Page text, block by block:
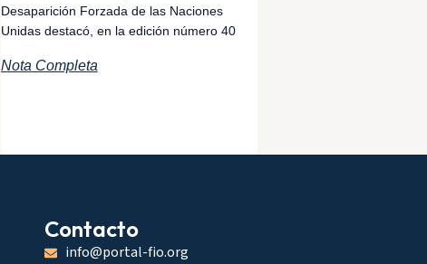
Desaparición Forzada de las Naciones
Unidas destacó, en la edición número 40
Nota Completa
Contacto
info@portal-fio.org